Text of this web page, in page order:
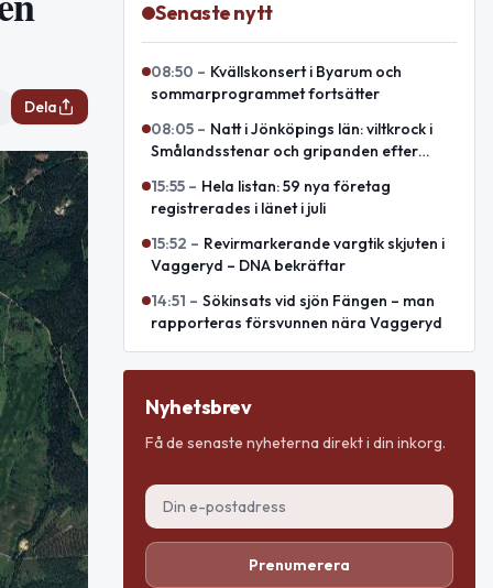
Dela
Senaste nytt
08:50 – Kvällskonsert i Byarum och
sommarprogrammet fortsätter
08:05 – Natt i Jönköpings län: viltkrock i
Smålandsstenar och gripanden efter
15:55 – Hela listan: 59 nya företag
registrerades i länet i juli
15:52 – Revirmarkerande vargtik skjuten i
Vaggeryd – DNA bekräftar
14:51 – Sökinsats vid sjön Fängen – man
rapporteras försvunnen nära Vaggeryd
Nyhetsbrev
Få de senaste nyheterna direkt i din inkorg.
Prenumerera